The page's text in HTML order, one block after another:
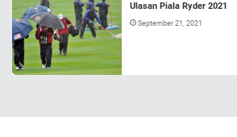
Ulasan Piala Ryder 2021
September 21, 2021